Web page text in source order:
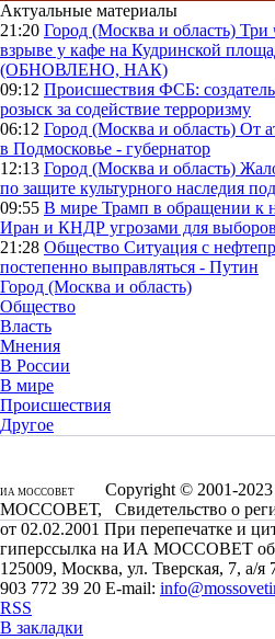
Актуальные материалы
21:20 Город (Москва и область) Три
взрыве у кафе на Кудринской
(ОБНОВЛЕНО, НАК)
09:12 Происшествия ФСБ:
розыск за содействие терроризму
06:12 Город (Москва и область) От
в Подмосковье - губернатор
12:13 Город (Москва и область)
по защите культурного наследия
09:55 В мире Трамп в обращении к
Иран и КНДР угрозами для
21:28 Общество Ситуация с
постепенно выправляться - Путин
Город (Москва и область)
Общество
Власть
Мнения
В России
В мире
Происшествия
Другое
ИА МОССОВЕТ
Copyright © 2001-2023
МОССОВЕТ, Свидетельство о
от 02.02.2001 При перепечатке и
гиперссылка на ИА МОССОВЕТ
125009, Москва, ул. Тверская, 7, а/
903 772 39 20 E-mail:
RSS
В закладки